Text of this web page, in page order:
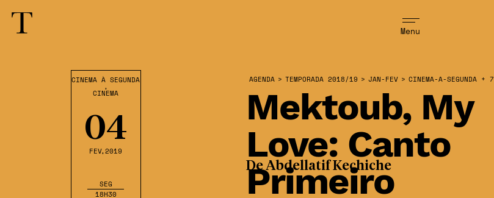
Menu
Mektoub, My
Love: Canto
Primeiro
CINEMA À SEGUNDA
,
CINEMA
04
FEV,2019
SEG
18H30
AGENDA > TEMPORADA 2018/19 > JAN-FEV > CINEMA-A-SEGUNDA + 7
De Abdellatif Kechiche